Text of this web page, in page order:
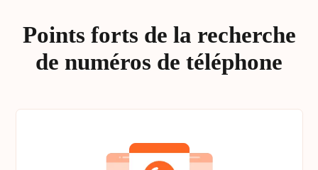
Points forts de la recherche
de numéros de téléphone